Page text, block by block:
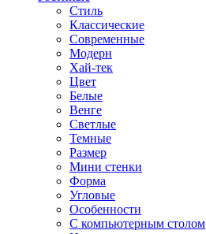
Стиль
Классические
Современные
Модерн
Хай-тек
Цвет
Белые
Венге
Светлые
Темные
Размер
Мини стенки
Форма
Угловые
Особенности
С компьютерным столом